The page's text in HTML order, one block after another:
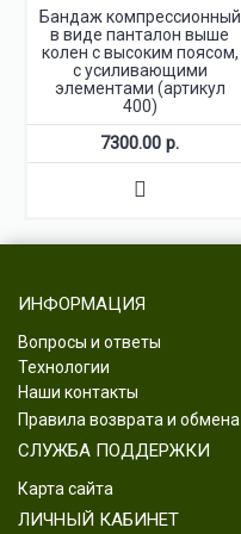
Бандаж компрессионный
в виде панталон выше
колен с высоким поясом,
с усиливающими
элементами (артикул
400)
7300.00 р.
ИНФОРМАЦИЯ
Вопросы и ответы
Технологии
Наши контакты
Правила возврата и обмена
СЛУЖБА ПОДДЕРЖКИ
Карта сайта
ЛИЧНЫЙ КАБИНЕТ